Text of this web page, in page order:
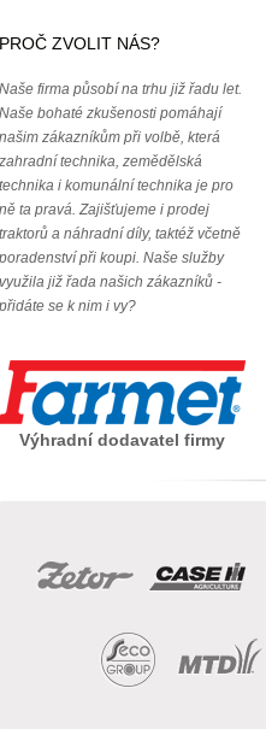
PROČ ZVOLIT NÁS?
Naše firma působí na trhu již řadu let.
Naše bohaté zkušenosti pomáhají
našim zákazníkům při volbě, která
zahradní technika, zemědělská
technika i komunální technika je pro
ně ta pravá. Zajišťujeme i prodej
traktorů a náhradní díly, taktéž včetně
poradenství při koupi. Naše služby
využila již řada našich zákazníků -
přidáte se k nim i vy?
Výhradní dodavatel firmy